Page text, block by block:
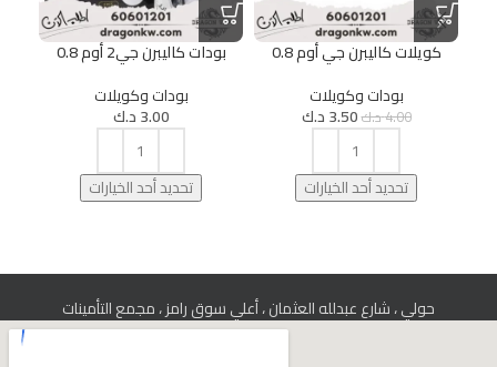
كويلات كاليبرن جي أوم 0.8
بودات وكويلات
4.00د.ك3.50د.ك
تحديد أحد الخيارات
بودات كاليبرن جي2 أوم 0.8
بودات وكويلات
3.00د.ك
تحديد أحد الخيارات
حولي ، شارع عبدلله العثمان ، أعلي سوق رامز ، مجمع التأمينات